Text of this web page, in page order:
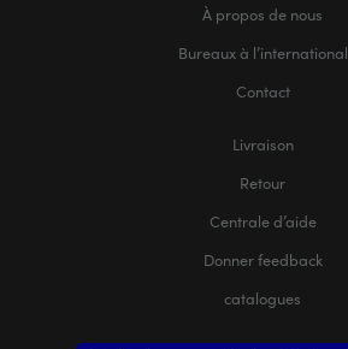
À propos de nous
Bureaux à l’international
Contact
Livraison
Retour
Centrale d’aide
Donner feedback
catalogues